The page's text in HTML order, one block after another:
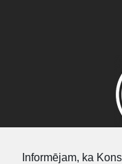
Informējam, ka